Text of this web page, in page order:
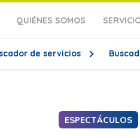
QUIÉNES SOMOS
de servicios
ESPECTÁCULOS